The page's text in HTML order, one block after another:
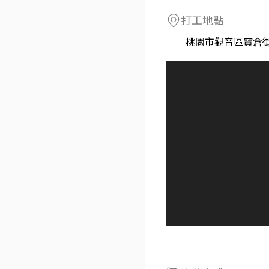
打工地點
桃園市觀音區寶倉